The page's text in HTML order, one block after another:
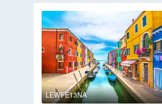
LEWFE13NA